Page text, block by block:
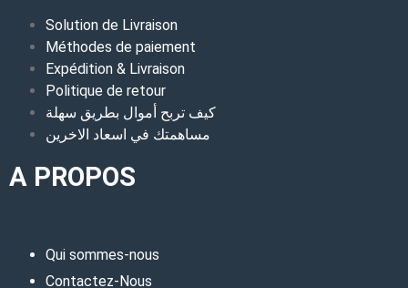
Solution de Livraison
Méthodes de paiement
Expédition & Livraison
Politique de retour
كيف تربح أموال بطريق سهلة
مساهمتك في اسعاد الاخرين
A PROPOS
Qui sommes-nous
Contactez-Nous